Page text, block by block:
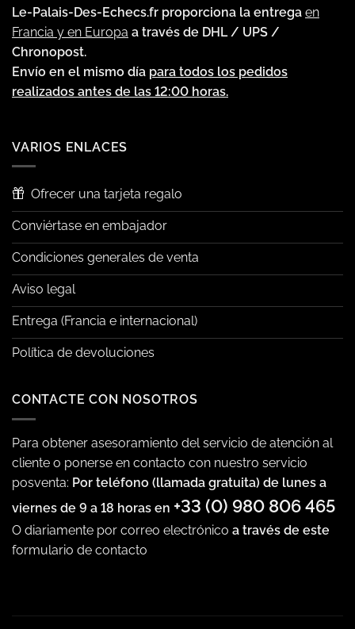
Le-Palais-Des-Echecs.fr proporciona la entrega en
Francia y en Europa a través de DHL / UPS /
Chronopost.
Envío en el mismo día para todos los pedidos
realizados antes de las 12:00 horas.
VARIOS ENLACES
Ofrecer una tarjeta regalo
Conviértase en embajador
Condiciones generales de venta
Aviso legal
Entrega (Francia e internacional)
Política de devoluciones
CONTACTE CON NOSOTROS
Para obtener asesoramiento del servicio de atención al
cliente o ponerse en contacto con nuestro servicio
posventa: Por teléfono (llamada gratuita) de lunes a
viernes de 9 a 18 horas en +33 (0) 980 806 465
O diariamente por correo electrónico a través de este
formulario de contacto